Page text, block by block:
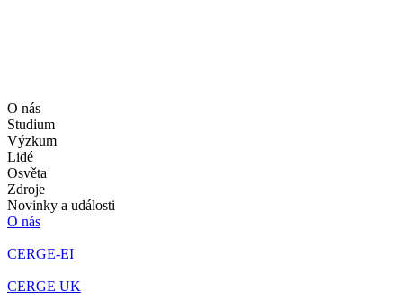
O nás
Studium
Výzkum
Lidé
Osvěta
Zdroje
Novinky a události
O nás
CERGE-EI
CERGE UK